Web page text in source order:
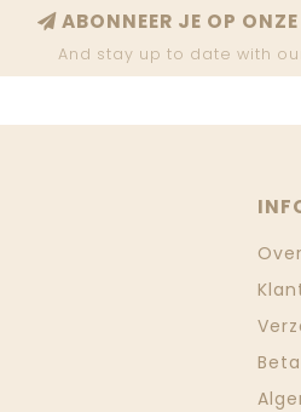
ABONNEER JE OP
And stay up to date with